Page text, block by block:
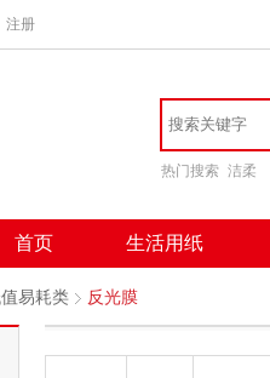
注册
热门搜索 洁柔
首页 生活用纸
易耗类 反光膜